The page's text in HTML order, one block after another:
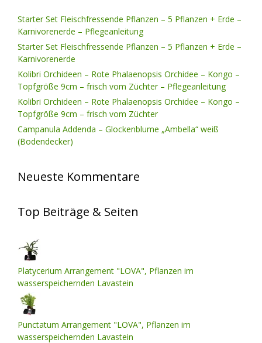
Starter Set Fleischfressende Pflanzen – 5 Pflanzen + Erde –
Karnivorenerde – Pflegeanleitung
Starter Set Fleischfressende Pflanzen – 5 Pflanzen + Erde –
Karnivorenerde
Kolibri Orchideen – Rote Phalaenopsis Orchidee – Kongo –
Topfgröße 9cm – frisch vom Züchter – Pflegeanleitung
Kolibri Orchideen – Rote Phalaenopsis Orchidee – Kongo –
Topfgröße 9cm – frisch vom Züchter
Campanula Addenda – Glockenblume „Ambella“ weiß
(Bodendecker)
Neueste Kommentare
Top Beiträge & Seiten
Platycerium Arrangement "LOVA", Pflanzen im
wasserspeichernden Lavastein
Punctatum Arrangement "LOVA", Pflanzen im
wasserspeichernden Lavastein